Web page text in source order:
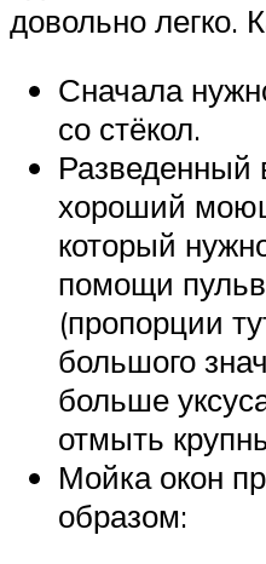
довольно легко.
Сначала
со стёкол.
Разведенный
хороший
который
помощи
(пропорции
большого
больше
отмыть
Мойка окон
образом: